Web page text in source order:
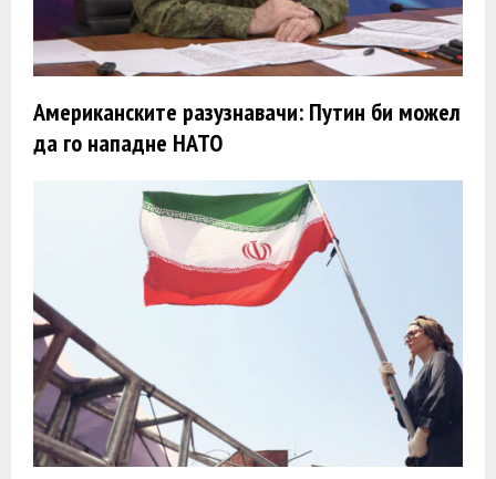
Американските разузнавачи: Путин би можел
да го нападне НАТО